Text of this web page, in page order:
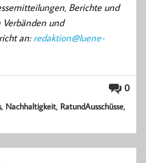
Berichte und
Verbänden und
an: redaktion@luene-
0
, Nachhaltigkeit, RatundAusschüsse,